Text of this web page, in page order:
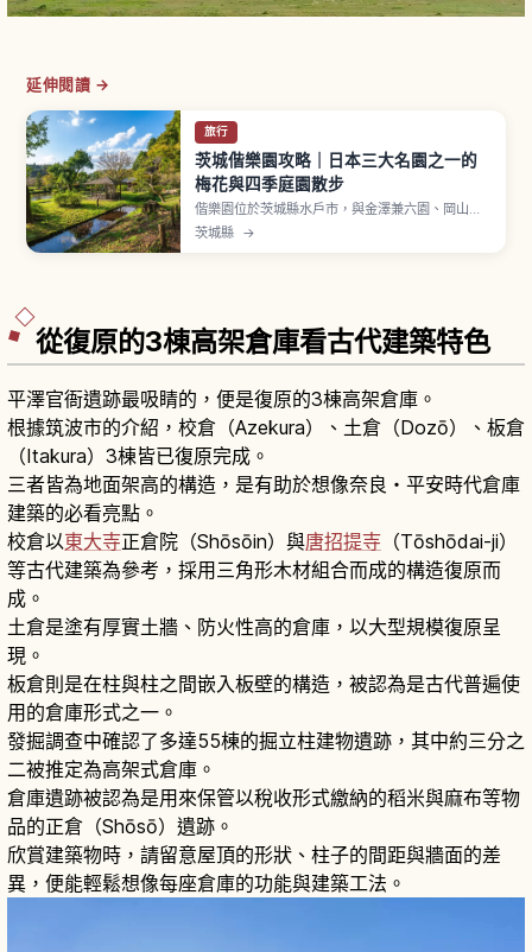
延伸閱讀 →
旅行
茨城偕樂園攻略｜日本三大名園之一的
梅花與四季庭園散步
偕樂園位於茨城縣水戶市，與金澤兼六園、岡山後
樂園並列為「日本三名園」之一。1842年（天保13
年）由水戶藩第9代藩主德川齊昭開園，「偕樂」一
茨城縣 →
從復原的3棟高架倉庫看古代建築特色
平澤官衙遺跡最吸睛的，便是復原的3棟高架倉庫。
根據筑波市的介紹，校倉（Azekura）、土倉（Dozō）、板倉
（Itakura）3棟皆已復原完成。
三者皆為地面架高的構造，是有助於想像奈良・平安時代倉庫
建築的必看亮點。
校倉以東大寺正倉院（Shōsōin）與唐招提寺 （Tōshōdai-ji）
等古代建築為參考，採用三角形木材組合而成的構造復原而
成。
土倉是塗有厚實土牆、防火性高的倉庫，以大型規模復原呈
現。
板倉則是在柱與柱之間嵌入板壁的構造，被認為是古代普遍使
用的倉庫形式之一。
發掘調查中確認了多達55棟的掘立柱建物遺跡，其中約三分之
二被推定為高架式倉庫。
倉庫遺跡被認為是用來保管以稅收形式繳納的稻米與麻布等物
品的正倉（Shōsō）遺跡。
欣賞建築物時，請留意屋頂的形狀、柱子的間距與牆面的差
異，便能輕鬆想像每座倉庫的功能與建築工法。